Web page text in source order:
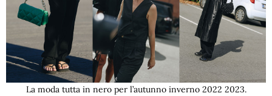
La moda tutta in nero per l’autunno inverno 2022 2023.